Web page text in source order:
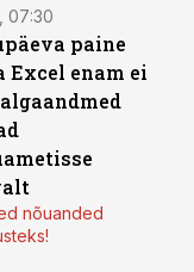
07:30
paine
Excel enam ei
nõuanded